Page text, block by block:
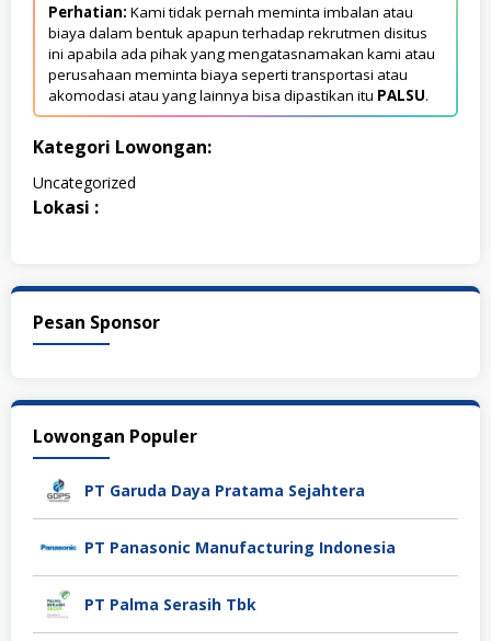
Perhatian: Kami tidak pernah meminta imbalan atau
biaya dalam bentuk apapun terhadap rekrutmen disitus
ini apabila ada pihak yang mengatasnamakan kami atau
perusahaan meminta biaya seperti transportasi atau
akomodasi atau yang lainnya bisa dipastikan itu PALSU.
Kategori Lowongan:
Uncategorized
Lokasi :
Pesan Sponsor
Lowongan Populer
PT Garuda Daya Pratama Sejahtera
PT Panasonic Manufacturing Indonesia
PT Palma Serasih Tbk